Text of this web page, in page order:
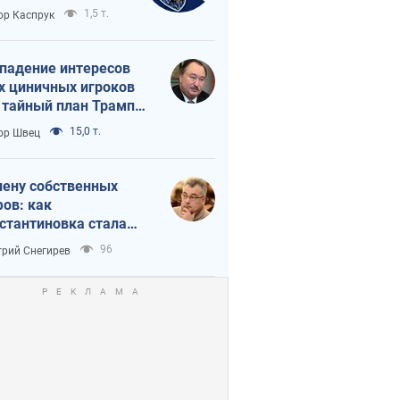
в
России
Каспрук 1,5 т.
интересов
циничных игроков
план Трампа
Швец 15,0 т.
собственных
как
стала
идеологической
для российских
Снегирев 96